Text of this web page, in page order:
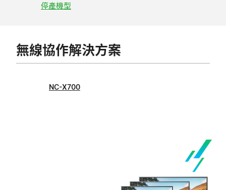
停產機型
無線協作解決方案
NC-X700